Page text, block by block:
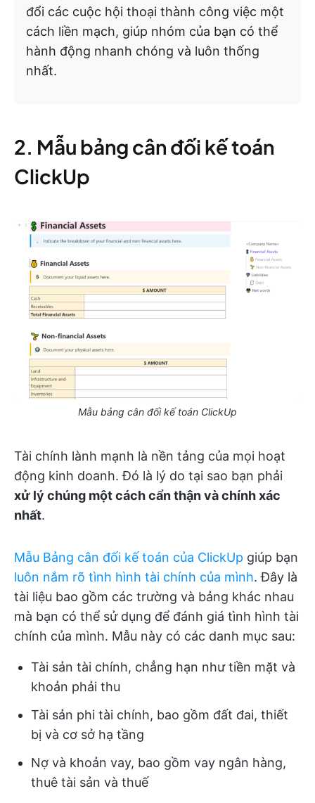
đổi các cuộc hội thoại thành công việc một
cách liền mạch, giúp nhóm của bạn có thể
hành động nhanh chóng và luôn thống
nhất.
2. Mẫu bảng cân đối kế toán
ClickUp
Mẫu bảng cân đối kế toán ClickUp
Tài chính lành mạnh là nền tảng của mọi hoạt
động kinh doanh. Đó là lý do tại sao bạn phải
xử lý chúng một cách cẩn thận và chính xác
nhất.
Mẫu Bảng cân đối kế toán của ClickUp giúp bạn
luôn nắm rõ tình hình tài chính của mình. Đây là
tài liệu bao gồm các trường và bảng khác nhau
mà bạn có thể sử dụng để đánh giá tình hình tài
chính của mình. Mẫu này có các danh mục sau:
Tài sản tài chính, chẳng hạn như tiền mặt và
khoản phải thu
Tài sản phi tài chính, bao gồm đất đai, thiết
bị và cơ sở hạ tầng
Nợ và khoản vay, bao gồm vay ngân hàng,
thuê tài sản và thuế